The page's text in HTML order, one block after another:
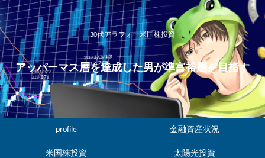
30代アラフォー米国株投資
アッパーマス層を達成した男が準富裕層を目指す
profile 金融資産状況
米国株投資 太陽光投資